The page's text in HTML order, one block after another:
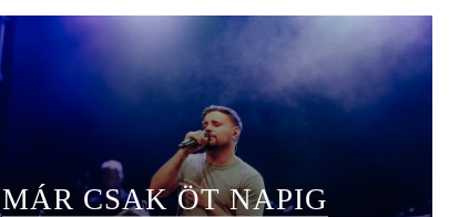
MÁR CSAK ÖT NAPIG